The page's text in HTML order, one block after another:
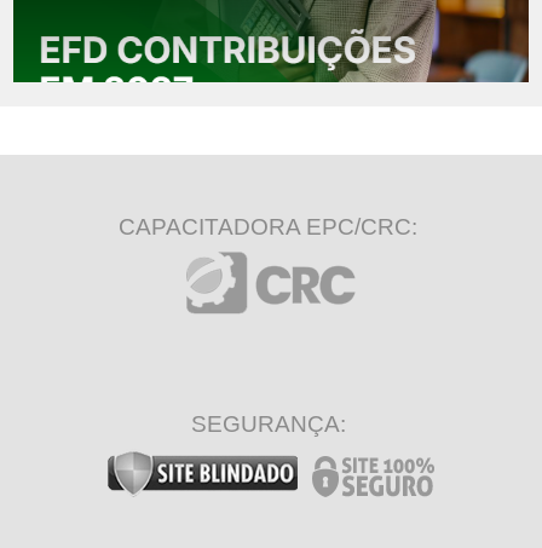
CAPACITADORA EPC/CRC:
SEGURANÇA: